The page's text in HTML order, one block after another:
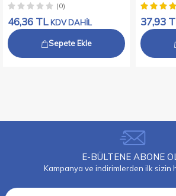
(0)
46,36 TL KDV DAHİL
Sepete Ekle
37,93
E-BÜLTENE ABONE
Kampanya ve indirimlerden ilk sizin